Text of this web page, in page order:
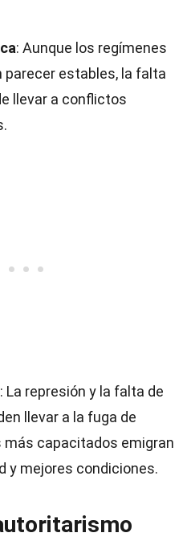
: Aunque los regímenes
parecer estables, la falta
llevar a conflictos
: La represión y la falta de
llevar a la fuga de
más capacitados emigran
y mejores condiciones.